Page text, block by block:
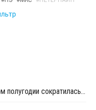
Прибыль Казаньоргсинтеза в первом полугодии сократилась более чем в 2 раза